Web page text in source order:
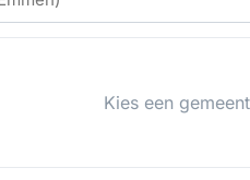
Kies een